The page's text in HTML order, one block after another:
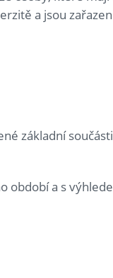
a jsou
základní
a s